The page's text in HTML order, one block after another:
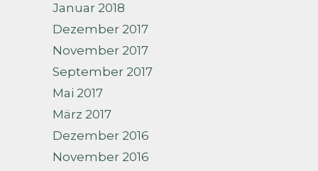
Januar 2018
Dezember 2017
November 2017
September 2017
Mai 2017
März 2017
Dezember 2016
November 2016